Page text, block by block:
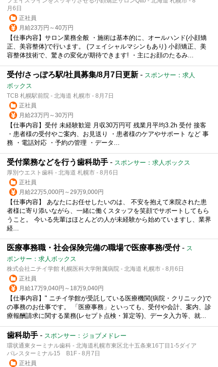
月6日
正社員
月給23万円～40万円
【仕事内容】サロン業務全般 ・施術は基本的に、オールハンド(小顔矯
正、美容整体)で行います。 (フェイシャルマシンもあり) 小顔矯正、美
容整体技術で、驚きの変化が期待できます! ・主にお顔のたるみ...
受付/さっぽろ駅/社員募集/8月7日更新 - スポンサー：求人
ボックス
TCB 札幌駅前院 - 北海道 札幌市 - 8月7日
正社員
月給23万円～30万円
【仕事内容】受付 未経験歓迎 月収30万円可 残業月平均3.2h 受付 接客
・患者様の受付やご案内、お見送り ・患者様のケアやサポート など 事
務 ・電話対応 ・予約の管理 ・データ...
受付業務などを行う歯科助手 - スポンサー：求人ボックス
厚別ウエスト歯科 - 北海道 札幌市 - 8月6日
正社員
月給22万5,000円～29万9,000円
【仕事内容】 あなたにお任せしたいのは、 不安を抱えて来院された患
者様に寄り添いながら、一緒に働くスタッフを笑顔でサポートしてもら
うこと。 今いる先輩はほとんどの人が未経験から始めていますし、業界
経...
医療事務職・社会保険完備の職場で医療事務/受付- ス
ポンサー：求人ボックス
株式会社ニチイ学館 札幌医科大学附属病院 - 北海道 札幌市 - 8月6日
正社員
月給17万9,040円～18万9,040円
【仕事内容】" ニチイ学館が受託している医療機関(病院・クリニック)で
の事務のお仕事です。 「医療事務」といっても、受付や会計、案内、診
療報酬請求に関する業務(レセプト点検・算定等)、データ入力等、就...
歯科助手 - スポンサー：ジョブメドレー
環状通東ターミナル歯科 - 北海道札幌市東区北十五条東16丁目1-5ダイア
パレスターミナル15 B1F - 8月7日
正社員